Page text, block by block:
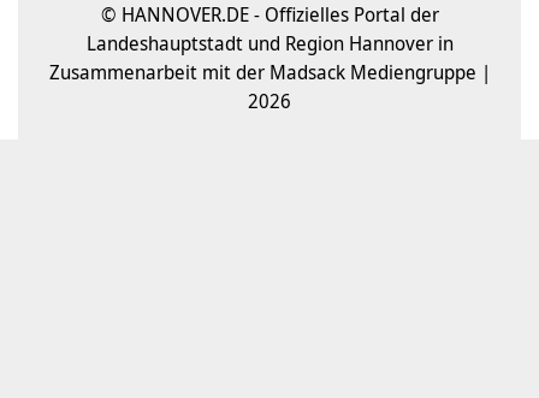
© HANNOVER.DE - Offizielles Portal der
Landeshauptstadt und Region Hannover in
Zusammenarbeit mit der Madsack Mediengruppe |
2026